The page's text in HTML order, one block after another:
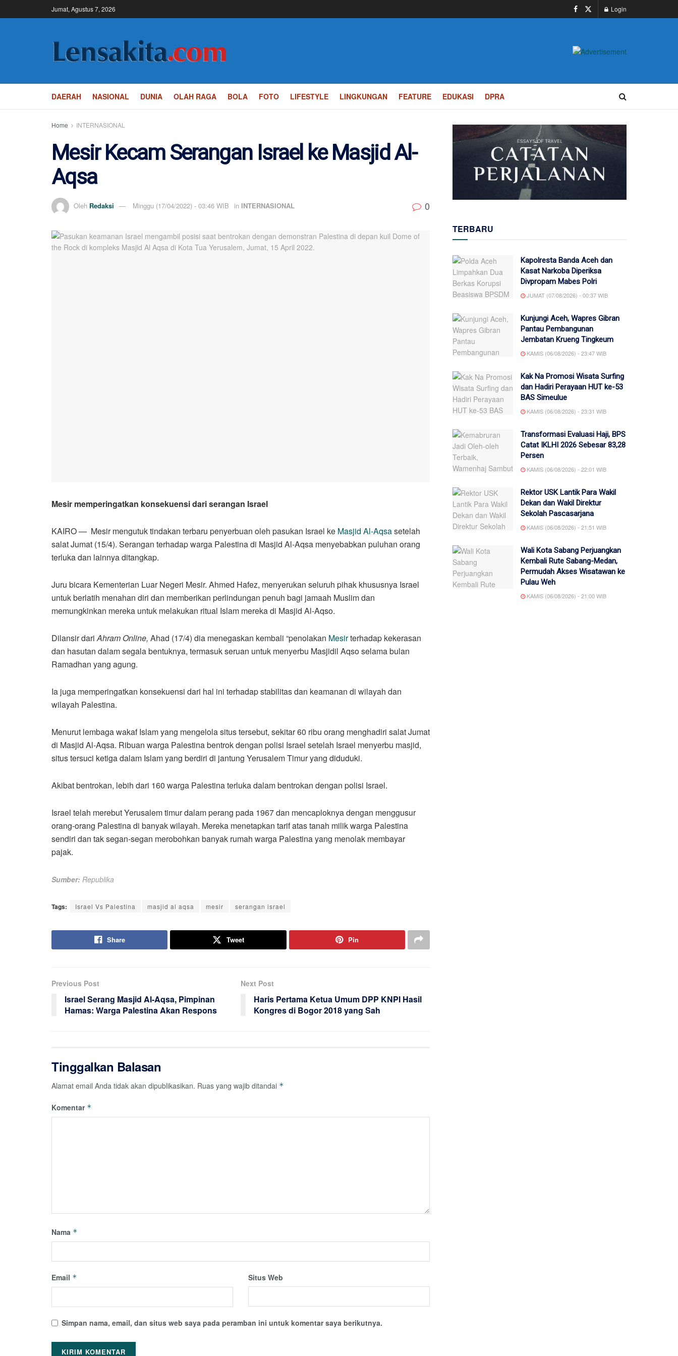
Jumat, Agustus 7, 2026 Login
DAERAH NASIONAL DUNIA OLAH RAGA BOLA FOTO LIFESTYLE LINGKUNGAN FEATURE EDUKASI DPRA
Home INTERNASIONAL
Mesir Kecam Serangan Israel ke Masjid Al-
Aqsa
Oleh Redaksi Minggu (17/04/2022) - 03:46 WIB in INTERNASIONAL 0
Mesir memperingatkan konsekuensi dari serangan Israel
KAIRO — Mesir mengutuk tindakan terbaru penyerbuan oleh pasukan Israel ke Masjid Al-Aqsasetelah
salat Jumat (15/4). Serangan terhadap warga Palestina di Masjid Al-Aqsa menyebabkan puluhan orang
terluka dan lainnya ditangkap.
Juru bicara Kementerian Luar Negeri Mesir. Ahmed Hafez, menyerukan seluruh pihak khususnya Israel
untuk berlatih menahan diri dan memberikan perlindungan penuh bagi jamaah Muslim dan
memungkinkan mereka untuk melakukan ritual Islam mereka di Masjid Al-Aqso.
Dilansir dariAhram Online, Ahad (17/4) dia menegaskan kembali “penolakan Mesirterhadap kekerasan
dan hasutan dalam segala bentuknya, termasuk seruan untuk menyerbu Masjidil Aqso selama bulan
Ramadhan yang agung.
Ia juga memperingatkan konsekuensi dari hal ini terhadap stabilitas dan keamanan di wilayah dan
wilayah Palestina.
Menurut lembaga wakaf Islam yang mengelola situs tersebut, sekitar 60 ribu orang menghadiri salat Jumat
di Masjid Al-Aqsa. Ribuan warga Palestina bentrok dengan polisi Israel setelah Israel menyerbu masjid,
situs tersuci ketiga dalam Islam yang berdiri di jantung Yerusalem Timur yang diduduki.
Akibat bentrokan, lebih dari 160 warga Palestina terluka dalam bentrokan dengan polisi Israel.
Israel telah merebut Yerusalem timur dalam perang pada 1967 dan mencaploknya dengan menggusur
orang-orang Palestina di banyak wilayah. Mereka menetapkan tarif atas tanah milik warga Palestina
sendiri dan tak segan-segan merobohkan banyak rumah warga Palestina yang menolak membayar
pajak.
Sumber: Republika
Tags: Israel Vs Palestina masjid al aqsa mesir serangan israel
Share Tweet Pin
Previous Post
Israel Serang Masjid Al-Aqsa, Pimpinan
Hamas: Warga Palestina Akan Respons
Next Post
Haris Pertama Ketua Umum DPP KNPI Hasil
Kongres di Bogor 2018 yang Sah
Tinggalkan Balasan
Alamat email Anda tidak akan dipublikasikan. Ruas yang wajib ditandai *
Komentar *
Nama *
Email * Situs Web
Simpan nama, email, dan situs web saya pada peramban ini untuk komentar saya berikutnya.
TERBARU
Kapolresta Banda Aceh dan
Kasat Narkoba Diperiksa
Divpropam Mabes Polri
JUMAT (07/08/2026) - 00:37 WIB
Kunjungi Aceh, Wapres Gibran
Pantau Pembangunan
Jembatan Krueng Tingkeum
KAMIS (06/08/2026) - 23:47 WIB
Kak Na Promosi Wisata Surfing
dan Hadiri Perayaan HUT ke-53
BAS Simeulue
KAMIS (06/08/2026) - 23:31 WIB
Transformasi Evaluasi Haji, BPS
Catat IKLHI 2026 Sebesar 83,28
Persen
KAMIS (06/08/2026) - 22:01 WIB
Rektor USK Lantik Para Wakil
Dekan dan Wakil Direktur
Sekolah Pascasarjana
KAMIS (06/08/2026) - 21:51 WIB
Wali Kota Sabang Perjuangkan
Kembali Rute Sabang-Medan,
Permudah Akses Wisatawan ke
Pulau Weh
KAMIS (06/08/2026) - 21:00 WIB